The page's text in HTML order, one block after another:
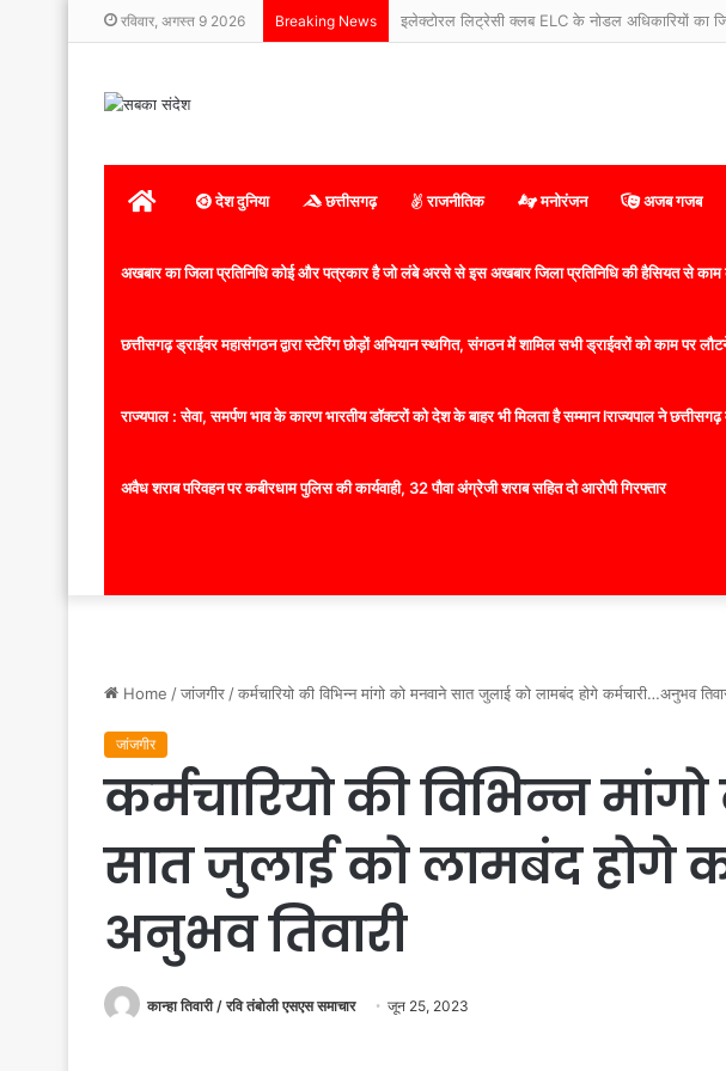
रविवार, अगस्त 9 2026 Breaking News
होम देश दुनिया छत्तीसगढ़ राजनीतिक मनोरंजन अजब गजब
अखबार का जिला प्रतिनिधि कोई और पत्रकार है जो लंबे अरसे से इस अखबार जिला प्रतिनिधि की हैसियत से काम
छत्तीसगढ़ ड्राईवर महासंगठन द्वारा स्टेरिंग छोड़ों अभियान स्थगित, संगठन में शामिल सभी ड्राईवरों को काम पर
राज्यपाल : सेवा, समर्पण भाव के कारण भारतीय डॉक्टरों को देश के बाहर भी मिलता है सम्मान lराज्यपाल ने
अवैध शराब परिवहन पर कबीरधाम पुलिस की कार्यवाही, 32 पौवा अंग्रेजी शराब सहित दो आरोपी गिरफ्तार
Home /जांजगीर /कर्मचारियो की विभिन्न मांगो को मनवाने सात जुलाई को लामबंद होगे कर्मचारी…अनुभव
जांजगीर
कर्मचारियो की विभिन्न
सात जुलाई को लामबंद होगे
अनुभव तिवारी
कान्हा तिवारी / रवि तंबोली एसएस समाचार जून 25, 2023